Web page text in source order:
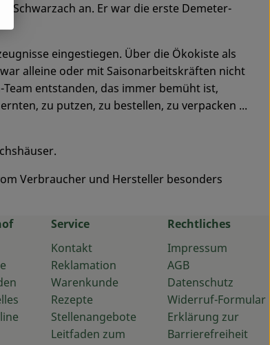
Schwarzach an. Er war die erste Demeter-
eingestiegen. Über die Ökokiste als
alleine oder mit Saisonarbeitskräften nicht
entstanden, das immer bemüht ist,
zu putzen, zu bestellen, zu verpacken ...
Verbraucher und Hersteller besonders
Service
Kontakt
Reklamation
Warenkunde
Rezepte
Stellenangebote
Leitfaden zum
Rechtliches
Impressum
AGB
Datenschutz
Widerruf-Formular
Erklärung zur
Barrierefreiheit